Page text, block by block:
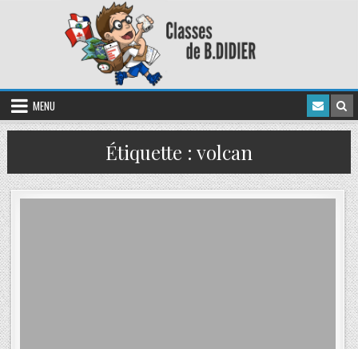
MENU
Étiquette : volcan